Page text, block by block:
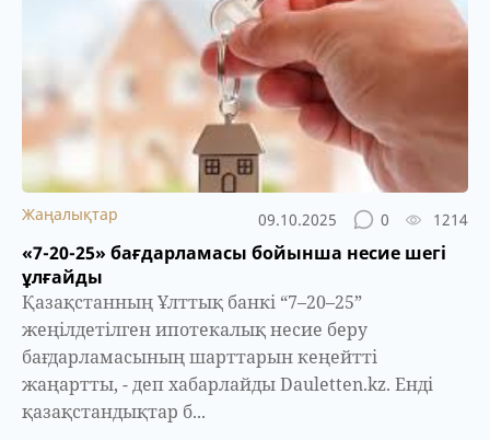
Жаңалықтар 09.10.2025 0 1214
«7-20-25» бағдарламасы бойынша несие шегі
ұлғайды
Қазақстанның Ұлттық банкі “7–20–25”
жеңілдетілген ипотекалық несие беру
бағдарламасының шарттарын кеңейтті
жаңартты, - деп хабарлайды Dauletten.kz. Енді
қазақстандықтар б...